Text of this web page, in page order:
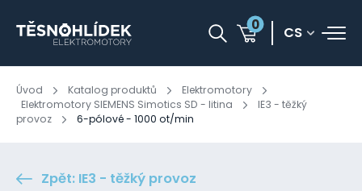
0 CS
Úvod Katalog produktů
Elektromotory
Elektromotory SIEMENS Simotics SD - litina
IE3 - těžký
provoz
6-pólové - 1000 ot/min
Zpět: IE3 - těžký provoz